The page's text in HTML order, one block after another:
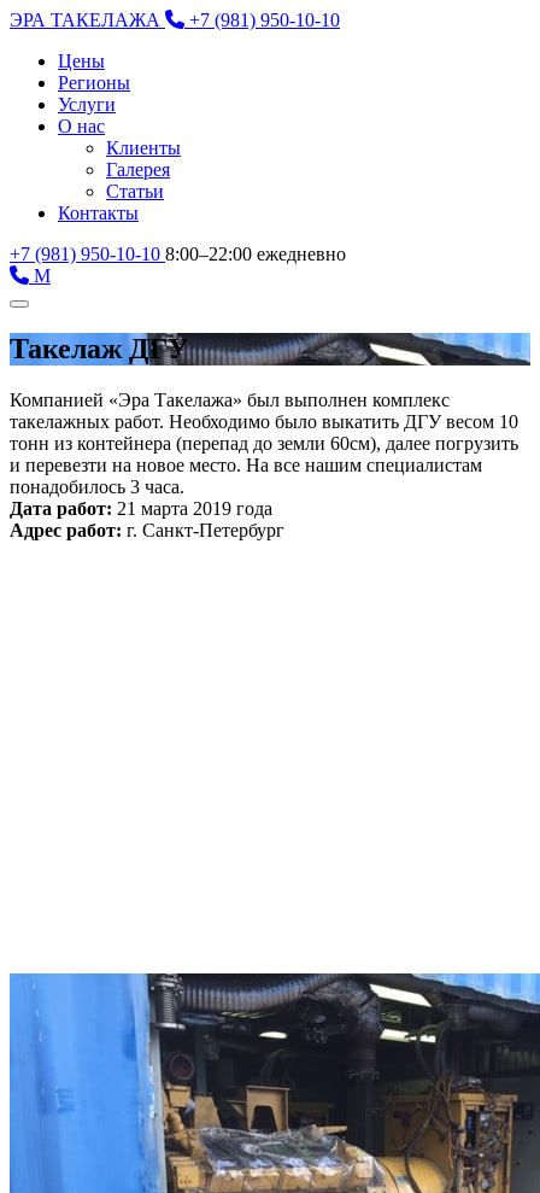
ЭРА ТАКЕЛАЖА
+7 (981) 950-10-10
Цены
Регионы
Услуги
О нас
Клиенты
Галерея
Статьи
Контакты
+7 (981) 950-10-10 8:00–22:00 ежедневно
М
Такелаж ДГУ
Компанией «Эра Такелажа» был выполнен комплекс
такелажных работ. Необходимо было выкатить ДГУ весом 10
тонн из контейнера (перепад до земли 60см), далее погрузить
и перевезти на новое место. На все нашим специалистам
понадобилось 3 часа.
Дата работ: 21 марта 2019 года
Адрес работ: г. Санкт-Петербург